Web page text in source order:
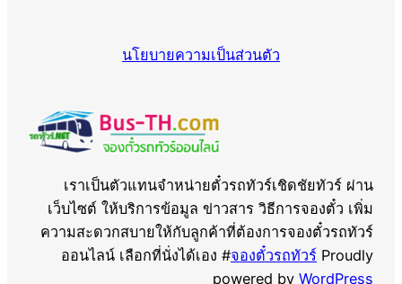
นโยบายความเป็นส่วนตัว
เราเป็นตัวแทนจำหน่ายตั๋วรถทัวร์เชิดชัยทัวร์ ผ่าน
เว็บไซต์ ให้บริการข้อมูล ข่าวสาร วิธีการจองตั๋ว เพิ่ม
ความสะดวกสบายให้กับลูกค้าที่ต้องการจองตั๋วรถทัวร์
ออนไลน์ เลือกที่นั่งได้เอง #จองตั๋วรถทัวร์ Proudly
powered by WordPress